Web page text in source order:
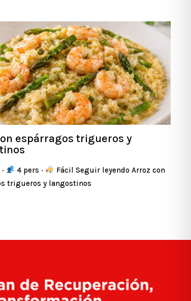
espárragos trigueros y
4 pers ·
Fácil Seguir leyendo Arroz con
trigueros y langostinos